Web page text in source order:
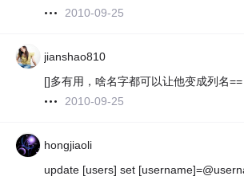
2010-09-25
jianshao810
[]多有用，啥名字都可以让他变成列名==
2010-09-25
hongjiaoli
update [users] set